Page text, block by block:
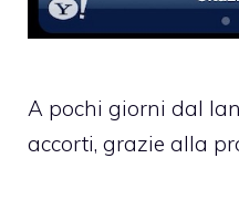
A pochi giorni dal
accorti, grazie alla